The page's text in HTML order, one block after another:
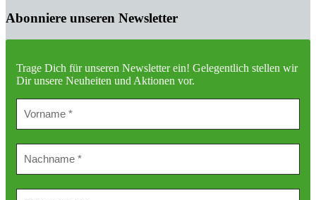
Abonniere unseren Newsletter
Trage Dich für unseren Newsletter ein! Gelegentlich stellen wir
Dir unsere Neuheiten und Aktionen vor.